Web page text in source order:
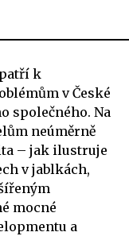
k
v České
společného. Na
neúměrně
– jak ilustruje
v jablkách,
mocné
a